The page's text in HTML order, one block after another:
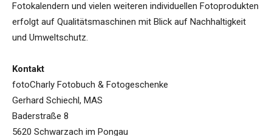
Fotokalendern und vielen weiteren individuellen Fotoprodukten
erfolgt auf Qualitätsmaschinen mit Blick auf Nachhaltigkeit
und Umweltschutz.
Kontakt
fotoCharly Fotobuch & Fotogeschenke
Gerhard Schiechl, MAS
Baderstraße 8
5620 Schwarzach im Pongau